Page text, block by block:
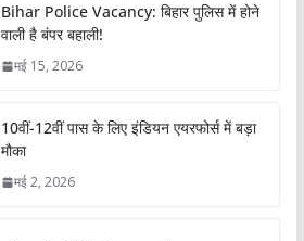
Bihar Police Vacancy: बिहार पुलिस में होने
वाली है बंपर बहाली!
मई 15, 2026
10वीं-12वीं पास के लिए इंडियन एयरफोर्स में बड़ा
मौका
मई 2, 2026